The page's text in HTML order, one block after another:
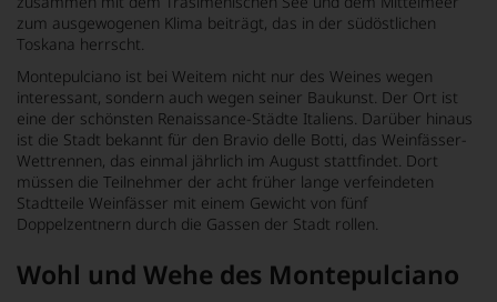
zum ausgewogenen Klima beiträgt, das in der südöstlichen
Toskana herrscht.
Montepulciano ist bei Weitem nicht nur des Weines wegen
interessant, sondern auch wegen seiner Baukunst. Der Ort ist
eine der schönsten Renaissance-Städte Italiens. Darüber hinaus
ist die Stadt bekannt für den Bravio delle Botti, das Weinfässer-
Wettrennen, das einmal jährlich im August stattfindet. Dort
müssen die Teilnehmer der acht früher lange verfeindeten
Stadtteile Weinfässer mit einem Gewicht von fünf
Doppelzentnern durch die Gassen der Stadt rollen.
Wohl und Wehe des Montepulciano